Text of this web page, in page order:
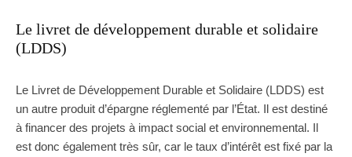
Le livret de développement durable et solidaire
(LDDS)
Le Livret de Développement Durable et Solidaire (LDDS) est
un autre produit d’épargne réglementé par l’État. Il est destiné
à financer des projets à impact social et environnemental. Il
est donc également très sûr, car le taux d’intérêt est fixé par la